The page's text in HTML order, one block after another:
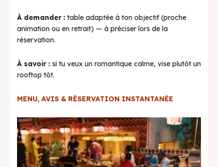
À demander : table adaptée à ton objectif (proche
animation ou en retrait) — à préciser lors de la
réservation.
À savoir : si tu veux un romantique calme, vise plutôt un
rooftop tôt.
MENU, AVIS & RÉSERVATION INSTANTANÉE